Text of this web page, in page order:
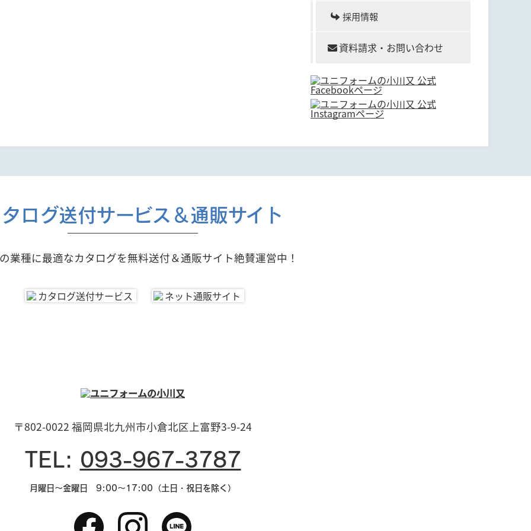
採用情報
資料請求・お問い合わせ
ログ送付サービス＆通販サイト
業種に最適なカタログを無料送付＆通販サイト絶賛運営中！
〒802-0022 福岡県北九州市小倉北区上富野3-9-24
TEL: 093-967-3787
月曜日～金曜日 9:00～17:00（土日・祝日を除く）